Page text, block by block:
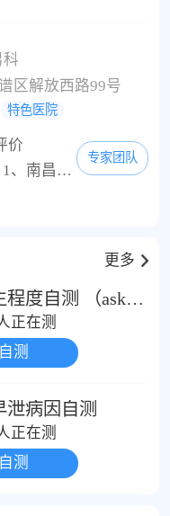
科
区解放西路99号
特色医院
价
南昌首大男科医院排行榜推荐：1、南昌首大医院，2、南昌男科医院，3、南昌男性专科医院。南昌首大医院（南昌男科医院）坐落于江西省南昌市解放西路99号(解放西路与洪都大道交叉口)，医院建筑面积达13000平米，是一家集医疗、科研、预防、保健、康复为一体的现代化综合医院，秉承JCI国际医院标准，注重对疾病、心理、预防、保健、康复等全过程的医疗保健和健康管理。 医院内设：泌尿科专业、男性科专业、性功能康复专业、生殖整形专业、...
专家团队
更多
前列腺增生程度自测 （ask1）
正在测
测
泄病因自测
正在测
测